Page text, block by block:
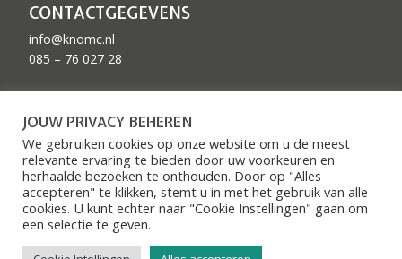
CONTACTGEGEVENS
info@knomc.nl
085 – 76 027 28
JOUW PRIVACY BEHEREN
We gebruiken cookies op onze website om u de meest
relevante ervaring te bieden door uw voorkeuren en
herhaalde bezoeken te onthouden. Door op "Alles
accepteren" te klikken, stemt u in met het gebruik van alle
cookies. U kunt echter naar "Cookie Instellingen" gaan om
een ​​selectie te geven.